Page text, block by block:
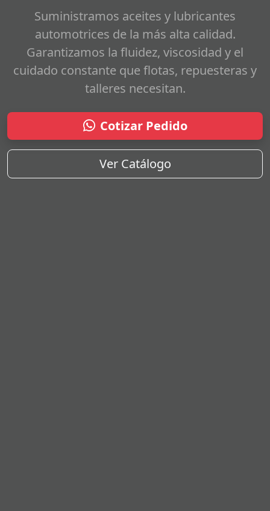
Suministramos aceites y lubricantes
automotrices de la más alta calidad.
Garantizamos la fluidez, viscosidad y el
cuidado constante que flotas, repuesteras y
talleres necesitan.
Cotizar Pedido
Ver Catálogo